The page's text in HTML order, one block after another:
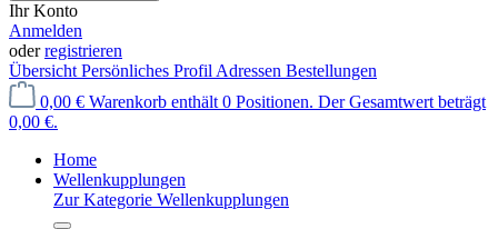
Ihr Konto
Anmelden
oderregistrieren
Übersicht Persönliches Profil Adressen Bestellungen
0,00 € Warenkorb enthält 0 Positionen. Der Gesamtwert beträgt
0,00 €.
Home
Wellenkupplungen
Zur Kategorie Wellenkupplungen